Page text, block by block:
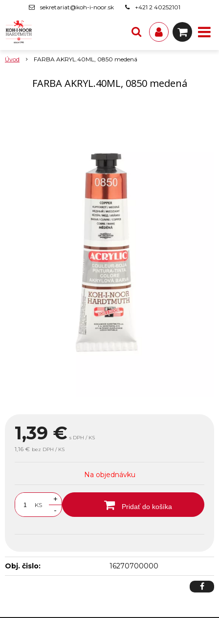
sekretariat@koh-i-noor.sk +421 2 40252101
Úvod FARBA AKRYL.40ML, 0850 medená
FARBA AKRYL.40ML, 0850 medená
1,39 € s DPH / KS
1,16 € bez DPH / KS
Na objednávku
KS
+
-
Pridať do košíka
Obj. čislo: 16270700000